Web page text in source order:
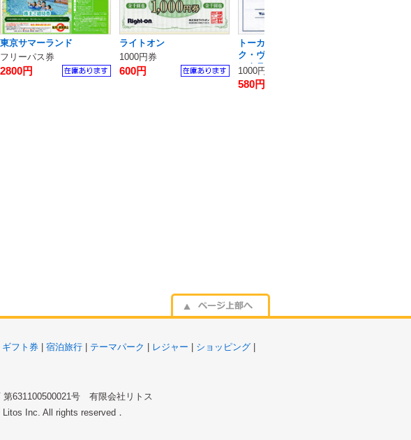
東京サマーランド
フリーパス券
2800円
ライトオン
1000円券
600円
トーカイ・クラフトパー
ク・ヴォーグ学園 / ジャパ
ンクラフトホールディング
ス
1000円割引券
580円
フト券 宿泊旅行 テーマパーク レジャー ショッピング
第631100500021号 有限会社リトス
Litos Inc. All rights reserved．